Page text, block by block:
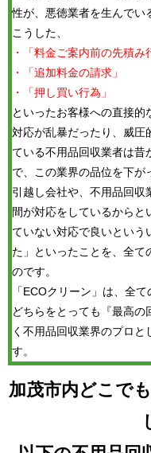
性が、悪徳業者を生んでい
こうした、
・「料金ご案内前の先積み
・「追加料金の請求」
・「押し買い行為」
といったお客様への直接的
対応が乱暴だったり、威圧
ている不用品回収業者は昔
で、この業界の品位を下が
引越し会社や、不用品回収
間が対応をしているからと
ていない対応で良いという
た」といったことを、全て
のです。
「ECOクリーン」は、全
どちらをとっても『最高
く不用品回収業界のプロと
す。
加茂市内どこで